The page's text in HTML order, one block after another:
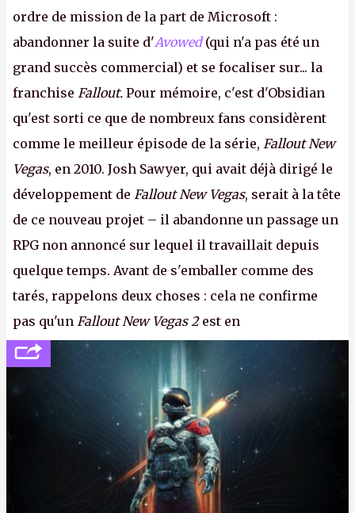
ordre de mission de la part de Microsoft :
abandonner la suite d'Avowed(qui n'a pas été un
grand succès commercial) et se focaliser sur... la
franchise Fallout. Pour mémoire, c'est d'Obsidian
qu'est sorti ce que de nombreux fans considèrent
comme le meilleur épisode de la série, Fallout New
Vegas, en 2010. Josh Sawyer, qui avait déjà dirigé le
développement de Fallout New Vegas, serait à la tête
de ce nouveau projet – il abandonne un passage un
RPG non annoncé sur lequel il travaillait depuis
quelque temps. Avant de s'emballer comme des
tarés, rappelons deux choses : cela ne confirme
pas qu'un Fallout New Vegas 2est en
développement (pour ce que l'on sait, ils bossent
peut-être sur
Fallout Football ou
Fallout vs. Les
Lapins Crétins) et l'Obsidian d'aujourd'hui n'est plus
le même studio qu'il y a 15 ans. Mais bon, OK, on
peut commencer à fantasmer.A.